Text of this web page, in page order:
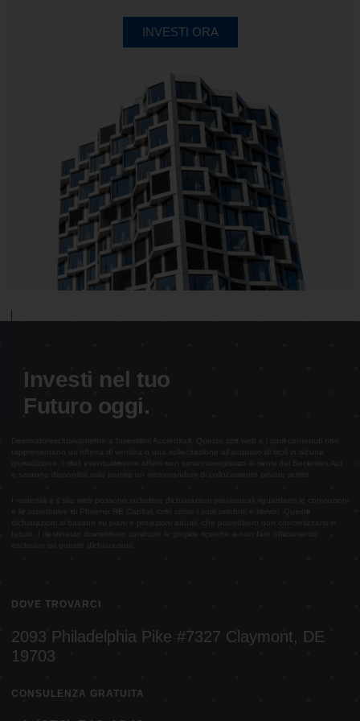
INVESTI ORA
Investi nel tuo
Futuro oggi.
Destinato esclusivamente a Investitori Accreditati. Questo sito web e i suoi contenuti non
rappresentano un’offerta di vendita o una sollecitazione all’acquisto di titoli in alcuna
giurisdizione. I titoli eventualmente offerti non saranno registrati ai sensi del Securities Act
e saranno disponibili solo tramite un memorandum di collocamento privato scritto.
I materiali e il sito web possono includere dichiarazioni previsionali riguardanti le convinzioni
e le aspettative di Phoenix RE Capital, così come i suoi prodotti e servizi. Queste
futuro. I destinatari dovrebbero condurre le proprie ricerche e non fare affidamento
DOVE TROVARCI
2093 Philadelphia Pike #7327 Claymont, DE
19703
CONSULENZA GRATUITA